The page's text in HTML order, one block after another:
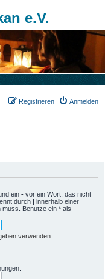
e.V.
Anmelden
Registrieren
ein - vor ein Wort, das nicht
durch | innerhalb einer
Benutze ein * als
verwenden